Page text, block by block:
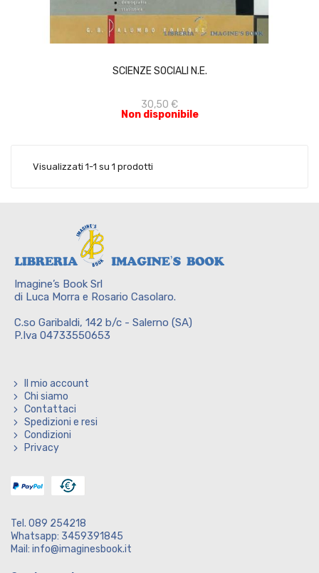
SCIENZE SOCIALI N.E.
30,50 €
Non disponibile
ACQUISTA
Visualizzati 1-1 su 1 prodotti
Imagine’s Book Srl
di Luca Morra e Rosario Casolaro.
C.so Garibaldi, 142 b/c - Salerno (SA)
P.Iva 04733550653
Il mio account
Chi siamo
Contattaci
Spedizioni e resi
Condizioni
Privacy
Tel. 089 254218
Whatsapp: 3459391845
Mail: info@imaginesbook.it